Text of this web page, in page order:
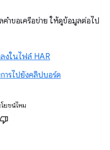
ำขอเครือข่าย ให้ดูข้อมูลต่อไป
งในไฟล์ HAR
ารไปยังคลิปบอร์ด
ยชน์ไหม